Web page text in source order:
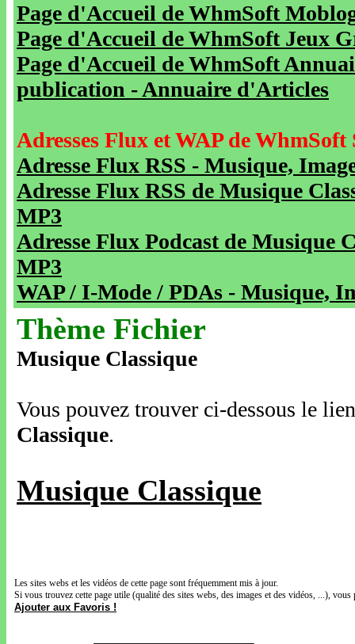
Page d'Accueil de WhmSoft
Page d'Accueil de WhmSoft Jeux
Page d'Accueil de WhmSoft
publication - Annuaire d'Articles
Adresses Flux et WAP de WhmSoft
Adresse Flux RSS - Musique,
Adresse Flux RSS de Musique
MP3
Adresse Flux Podcast de Musique
MP3
WAP / I-Mode / PDAs - Musique,
Thème Fichier
Musique Classique
Vous pouvez trouver ci-dessous le
Classique.
Musique Classique
Les sites webs et les vidéos de cette page sont fréquemment mis à jour.
Si vous trouvez cette page utile (qualité des sites webs, des images et des vidéos, ...),
Ajouter aux Favoris !